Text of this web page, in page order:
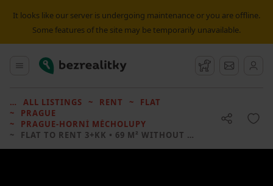
It looks like our server is undergoing maintenance or you are offline.
Some features of the site may be temporarily unavailable.
Main menu
Bezrealitky Watchdog
ALL LISTINGS RENT
FLAT
PRAGUE
PRAGUE-HORNÍ MĚCHOLUPY
FLAT TO RENT 3+KK • 69 M² WITHOUT REAL ESTATE